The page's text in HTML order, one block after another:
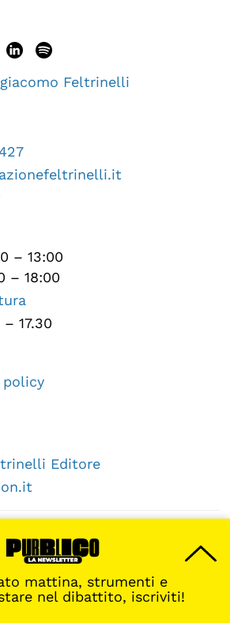
mattina, strumenti e
nel dibattito, iscriviti!
Feltrinelli
– 13:00
– 18:00
17.30
policy
Editore